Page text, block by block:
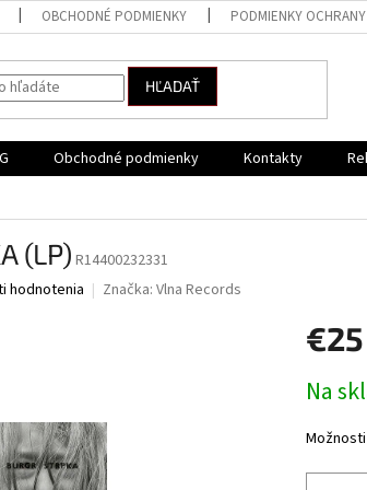
OBCHODNÉ PODMIENKY PODMIENKY OCHRANY
HĽADAŤ
Obchodné podmienky Kontakty
(LP) R14400232331
hodnotenia Značka: Vlna Records
€25
cena:
Na